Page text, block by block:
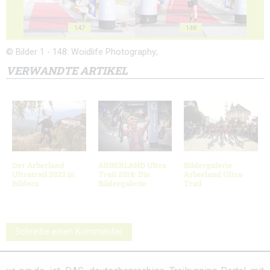
147 148
© Bilder 1 - 148: Woidlife Photography;
VERWANDTE ARTIKEL
Der Arberland
Ultratrail 2022 in
Bildern
ARBERLAND Ultra
Trail 2018: Die
Bildergalerie
Bildergalerie
Arberland Ultra
Trail
Schreibe einen Kommentar